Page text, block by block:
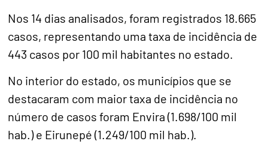
Nos 14 dias analisados, foram registrados 18.665
casos, representando uma taxa de incidência de
443 casos por 100 mil habitantes no estado.
No interior do estado, os municípios que se
destacaram com maior taxa de incidência no
número de casos foram Envira (1.698/100 mil
hab.) e Eirunepé (1.249/100 mil hab.).